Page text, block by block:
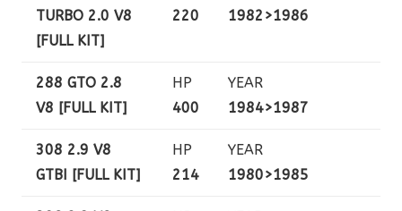
TURBO 2.0 V8
[FULL KIT]
220
1982>1986
288 GTO 2.8
V8 [FULL KIT]
HP
400
YEAR
1984>1987
308 2.9 V8
GTBI [FULL KIT]
HP
214
YEAR
1980>1985